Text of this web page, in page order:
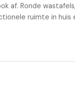
af. Ronde
ruimte in huis